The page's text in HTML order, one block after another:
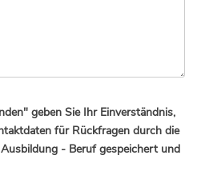
geben Sie Ihr Einverständnis,
für Rückfragen durch die
- Beruf gespeichert und